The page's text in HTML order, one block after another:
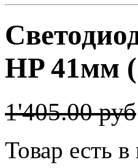
HP 41мм
1'405.00 руб
Товар есть